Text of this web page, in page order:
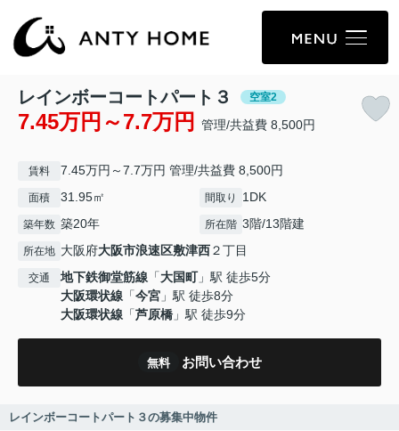
レインボーコートパート３ 空室2
7.45万円～7.7万円 管理/共益費 8,500円
賃料 7.45万円～7.7万円 管理/共益費 8,500円
面積 31.95㎡ 間取り 1DK
築年数 築20年 所在階 3階/13階建
所在地 大阪府大阪市浪速区敷津西２丁目
交通 地下鉄御堂筋線 「大国町」駅 徒歩5分
大阪環状線 「今宮 」駅 徒歩8分
大阪環状線 「芦原橋 」駅 徒歩9分
無料 お問い合わせ
レインボーコートパート３の募集中物件